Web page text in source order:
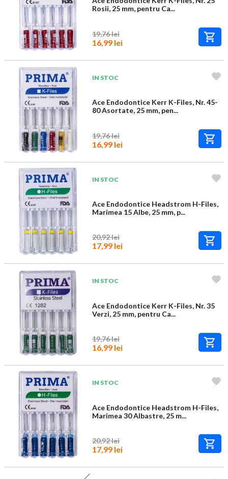
Rosii, 25 mm, pentru Ca...
19,76 lei
16,99 lei
IN STOC
Ace Endodontice Kerr K-Files, Nr. 45-
80 Asortate, 25 mm, pen...
19,76 lei
16,99 lei
IN STOC
Ace Endodontice Headstrom H-Files,
Marimea 15 Albe, 25 mm, p...
20,92 lei
17,99 lei
IN STOC
Ace Endodontice Kerr K-Files, Nr. 35
Verzi, 25 mm, pentru Ca...
19,76 lei
16,99 lei
IN STOC
Ace Endodontice Headstrom H-Files,
Marimea 30 Albastre, 25 m...
20,92 lei
17,99 lei